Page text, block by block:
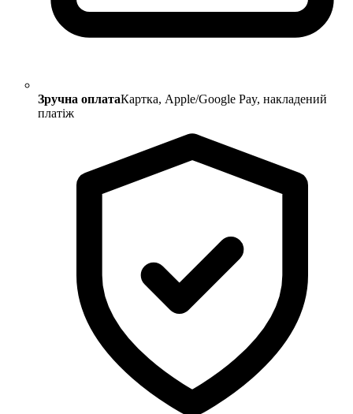
Зручна оплатаКартка, Apple/Google Pay, накладений
платіж